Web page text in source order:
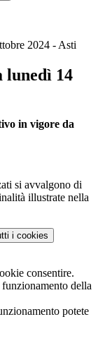
2024 - Asti
14
in vigore da
si avvalgono di
illustrate nella
i cookies
consentire.
della
potete